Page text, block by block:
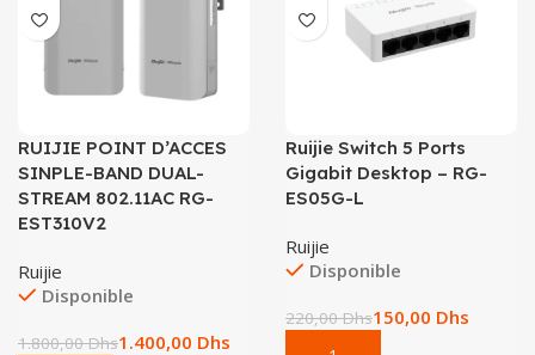
RUIJIE POINT D’ACCES
SINPLE-BAND DUAL-
STREAM 802.11AC RG-
EST310V2
Ruijie
Disponible
1.800,00Dhs1.400,00 Dhs
Ruijie Switch 5 Ports
Gigabit Desktop – RG-
ES05G-L
Ruijie
Disponible
220,00Dhs150,00 Dhs